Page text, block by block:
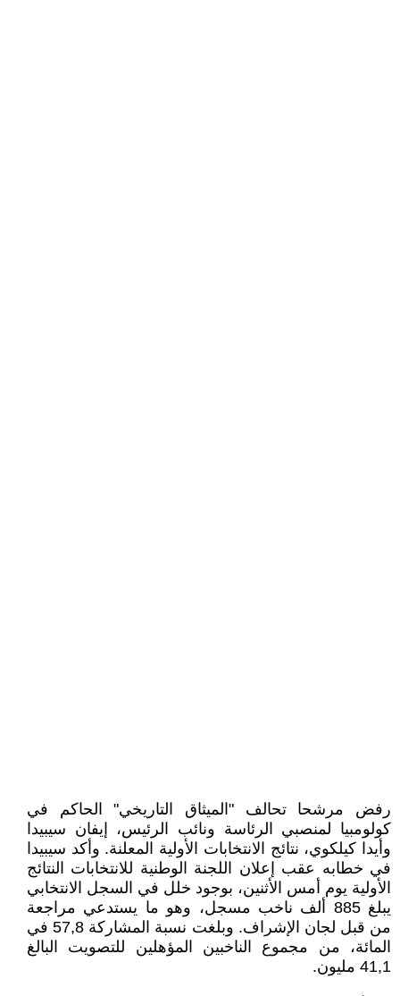
رفض مرشحا تحالف "الميثاق التاريخي" الحاكم في
كولومبيا لمنصبي الرئاسة ونائب الرئيس، إيفان سيبيدا
وأيدا كيلكوي، نتائج الانتخابات الأولية المعلنة. وأكد سيبيدا
في خطابه عقب إعلان اللجنة الوطنية للانتخابات النتائج
الأولية يوم أمس الأثنين، بوجود خلل في السجل الانتخابي
يبلغ 885 ألف ناخب مسجل، وهو ما يستدعي مراجعة
من قبل لجان الإشراف. وبلغت نسبة المشاركة 57,8 في
المائة، من مجموع الناخبين المؤهلين للتصويت البالغ
41,1 مليون.